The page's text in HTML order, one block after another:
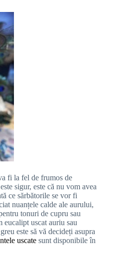
fi la fel de frumos de
sigur, este că nu vom avea
ce sărbătorile se vor fi
nuanțele calde ale aurului,
tonuri de cupru sau
uscat auriu sau
este să vă decideți asupra
uscate sunt disponibile în